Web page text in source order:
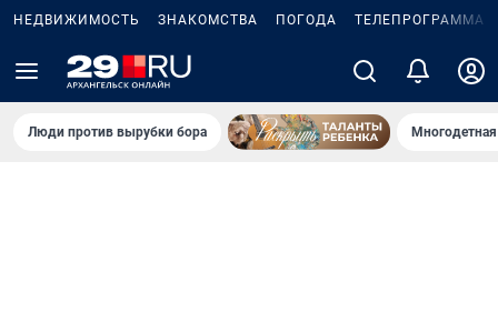
НЕДВИЖИМОСТЬ ЗНАКОМСТВА ПОГОДА ТЕЛЕПРОГРАММА
Люди против вырубки бора